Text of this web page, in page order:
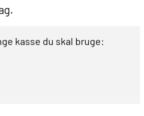
kasse du skal bruge: